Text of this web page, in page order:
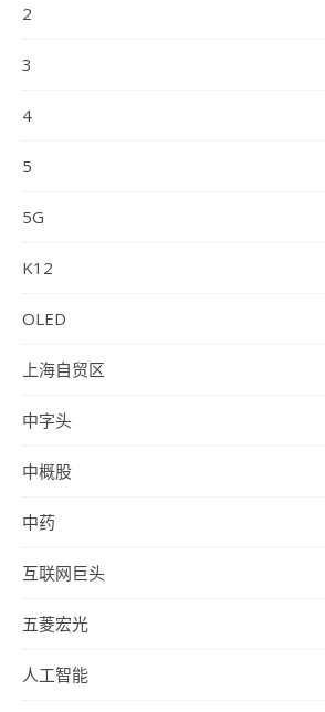
2
3
4
5
5G
K12
OLED
上海自贸区
中字头
中概股
中药
互联网巨头
五菱宏光
人工智能